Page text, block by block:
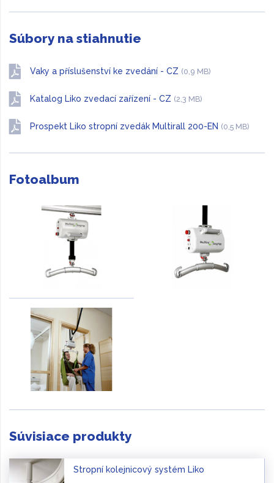
Súbory na stiahnutie
Vaky a příslušenství ke zvedání - CZ (0,9 MB)
Katalog Liko zvedací zařízení - CZ (2,3 MB)
Prospekt Liko stropní zvedák Multirall 200-EN (0,5 MB)
Fotoalbum
Súvisiace produkty
Stropní kolejnicový systém Liko